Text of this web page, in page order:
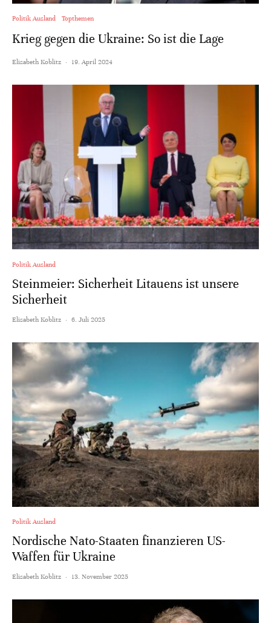
Politik Ausland Topthemen
Krieg gegen die Ukraine: So ist die Lage
Elisabeth Koblitz · 19. April 2024
Politik Ausland
Steinmeier: Sicherheit Litauens ist unsere
Sicherheit
Elisabeth Koblitz · 6. Juli 2025
Politik Ausland
Nordische Nato-Staaten finanzieren US-
Waffen für Ukraine
Elisabeth Koblitz · 13. November 2025